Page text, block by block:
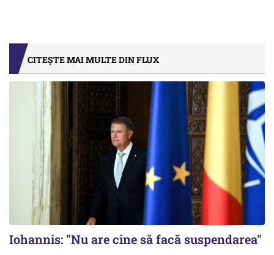
CITEȘTE MAI MULTE DIN FLUX
Iohannis: "Nu are cine să facă suspendarea"